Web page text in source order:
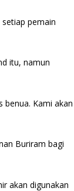
pemain
itu, namun
benua. Kami akan
Buriram bagi
akan digunakan